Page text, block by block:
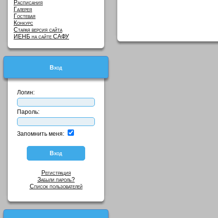
Расписания
Галерея
Гостевая
Конкурс
Старая версия сайта
ИЕНБ на сайте САФУ
Вход
Логин:
Пароль:
Запомнить меня:
Регистрация
Забыли пароль?
Список пользователей